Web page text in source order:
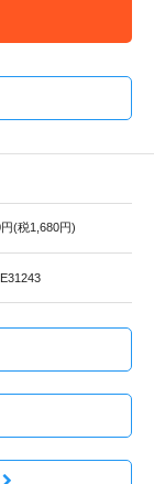
(税1,680円)
E31243